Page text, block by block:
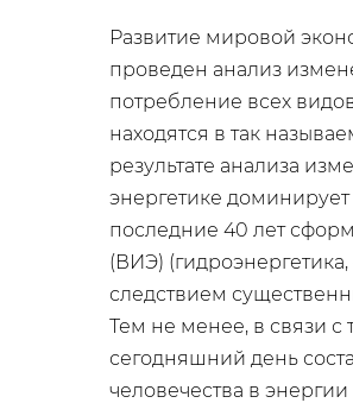
​Развитие мировой
проведен анализ
потребление всех
находятся в так
результате анализа
энергетике доминирует
последние 40 лет
(ВИЭ)
следствием
Тем не менее, в связи с
сегодняшний день
человечества в